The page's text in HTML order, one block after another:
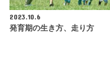
2023.10.6
発育期の生き方、走り方